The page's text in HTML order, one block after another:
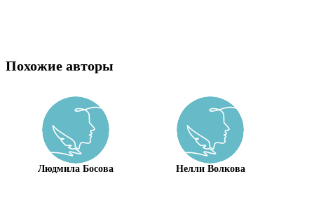
Похожие авторы
Людмила Босова Нелли Волкова